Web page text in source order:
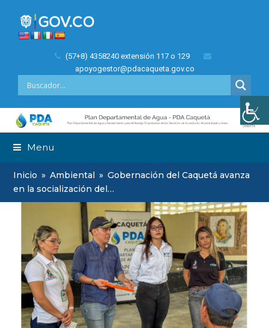
(57+8) 4358240 extensión 117 o 129
apoyogestor@pdacaqueta.gov.co
Menu
Inicio » Ambiental » Gobernación del Caquetá avanza
en la socialización del…